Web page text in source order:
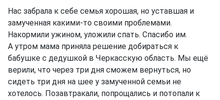
Нас забрала к себе семья хорошая, но уставшая и
замученная какими-то своими проблемами.
Накормили ужином, уложили спать. Спасибо им.
А утром мама приняла решение добираться к
бабушке с дедушкой в Черкасскую область. Мы ещё
верили, что через три дня сможем вернуться, но
сидеть три дня на шее у замученной семьи не
хотелось. Позавтракали, попрощались и потопали к